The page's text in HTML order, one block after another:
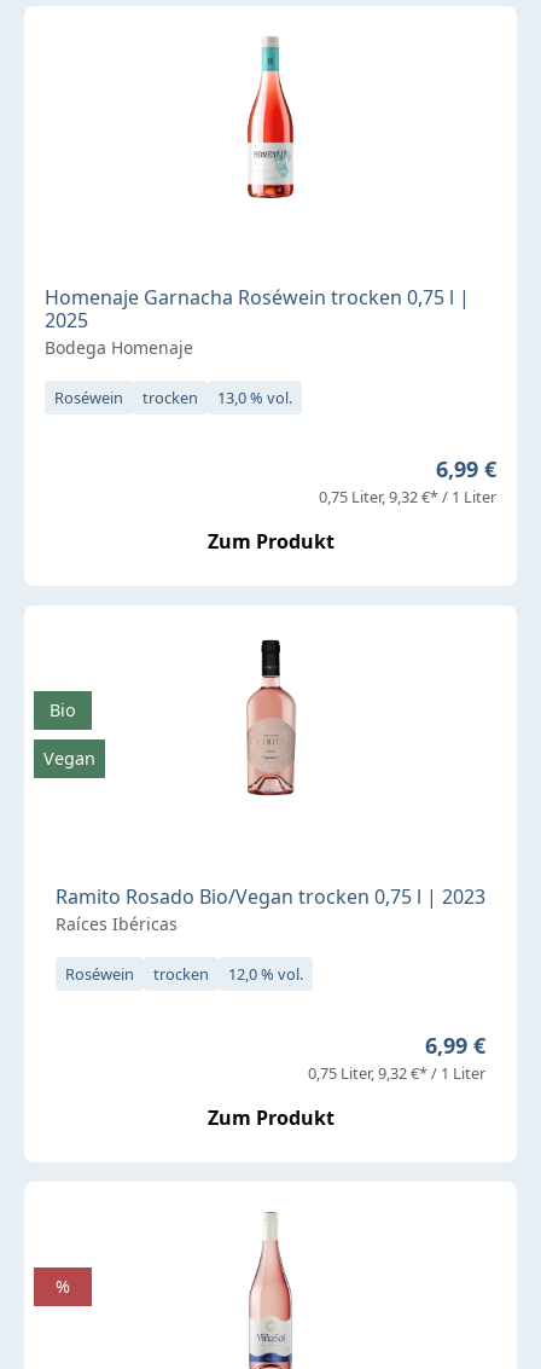
Homenaje Garnacha Roséwein trocken 0,75 l |
2025
Bodega Homenaje
Roséwein trocken 13,0 % vol.
Regulärer
6,99 €
0,75 Liter 9,32 €* / 1 Liter
Zum Produkt
Ramito Rosado Bio/Vegan trocken 0,75 l | 2023
Raíces Ibéricas
Roséwein trocken 12,0 % vol.
Regulärer
6,99 €
0,75 Liter 9,32 €* / 1 Liter
Zum Produkt
Bio
Vegan
%